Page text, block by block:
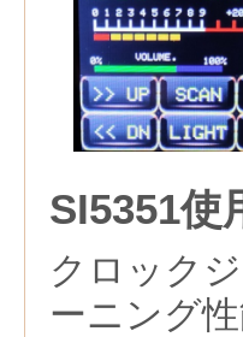
SI5351使
クロック
ーニング